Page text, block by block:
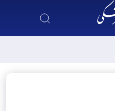
اصولگرایی باشد / فهرست شورای